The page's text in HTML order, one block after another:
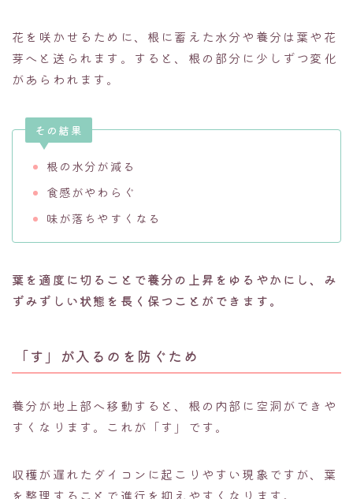
花を咲かせるために、根に蓄えた水分や養分は葉や花
芽へと送られます。すると、根の部分に少しずつ変化
があらわれます。
その結果
根の水分が減る
食感がやわらぐ
味が落ちやすくなる
葉を適度に切ることで養分の上昇をゆるやかにし、み
ずみずしい状態を長く保つことができます。
「す」が入るのを防ぐため
養分が地上部へ移動すると、根の内部に空洞ができや
すくなります。これが「す」です。
収穫が遅れたダイコンに起こりやすい現象ですが、葉
を整理することで進行を抑えやすくなります。